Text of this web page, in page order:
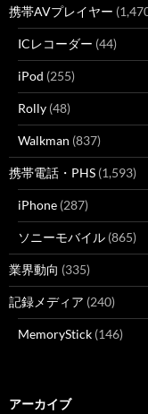
携帯AVプレイヤー
ICレコーダー (44)
iPod (255)
Rolly (48)
Walkman (837)
携帯電話・PHS (1,593)
iPhone (287)
ソニーモバイル (865)
業界動向 (335)
記録メディア (240)
MemoryStick (146)
アーカイブ